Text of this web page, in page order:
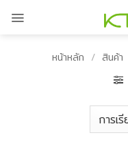
หน้าหลัก / สินค้า